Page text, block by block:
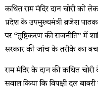
कथित राम मंदिर दान चोरी को
प्रदेश के उपमुख्यमंत्री ब्रजेश पाठक
पर “तुष्टिकरण की राजनीति” में
सरकार की जांच के तरीके का
राम मंदिर के दान की कथित चोरी
सवाल किया कि विपक्षी दल